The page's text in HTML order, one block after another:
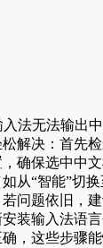
入法无法输出
解决：首先
确保选中中
从“智能”切
问题依旧，
装输入法语
，这些步骤